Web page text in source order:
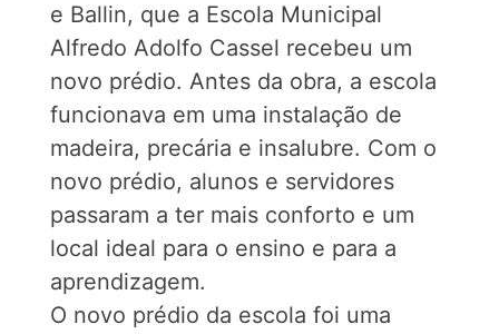
e Ballin, que a Escola Municipal
Alfredo Adolfo Cassel recebeu um
novo prédio. Antes da obra, a escola
funcionava em uma instalação de
madeira, precária e insalubre. Com o
novo prédio, alunos e servidores
passaram a ter mais conforto e um
local ideal para o ensino e para a
aprendizagem.
O novo prédio da escola foi uma